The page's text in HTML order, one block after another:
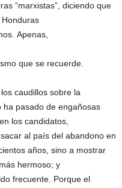
“marxistas”, diciendo que
Apenas,
que se recuerde.
caudillos sobre la
pasado de engañosas
los candidatos,
al país del abandono en
años, sino a mostrar
hermoso; y
frecuente. Porque el